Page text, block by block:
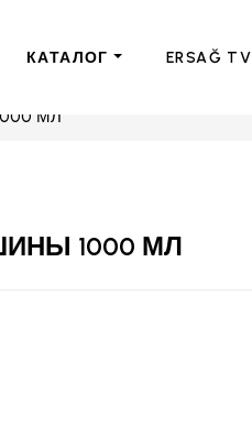
КАТАЛОГ ERSAĞ TV
МЛ
1000 МЛ